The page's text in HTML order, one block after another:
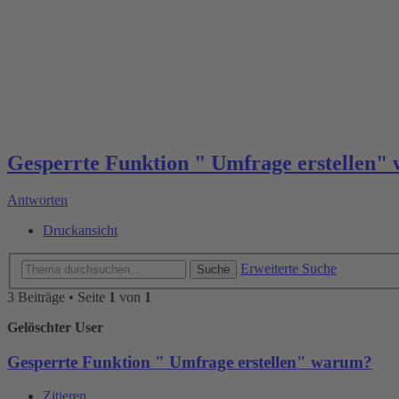
Gesperrte Funktion " Umfrage erstellen"
Antworten
Druckansicht
Suche
Erweiterte Suche
3 Beiträge • Seite 1 von 1
Gelöschter User
Gesperrte Funktion " Umfrage erstellen" warum?